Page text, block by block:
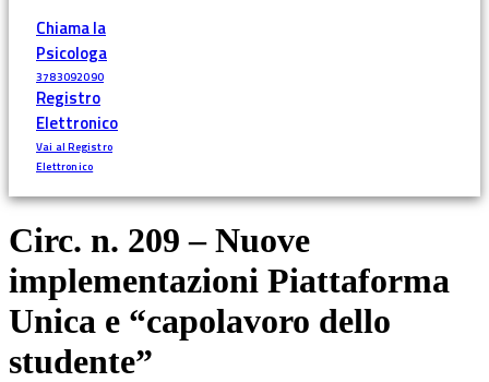
Chiama la
Psicologa
3783092090
Registro
Elettronico
Vai al Registro
Elettronico
Circ. n. 209 – Nuove
implementazioni Piattaforma
Unica e “capolavoro dello
studente”